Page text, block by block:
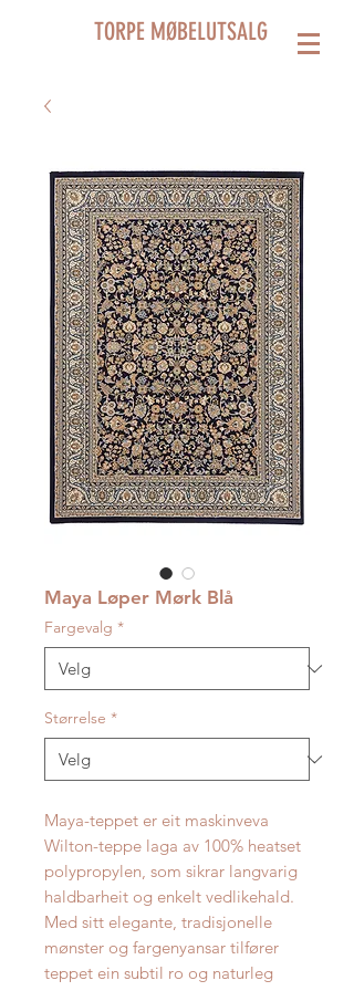
TORPE MØBELUTSALG
Maya Løper Mørk Blå
Fargevalg *
Størrelse *
Maya-teppet er eit maskinveva
Wilton-teppe laga av 100% heatset
polypropylen, som sikrar langvarig
haldbarheit og enkelt vedlikehald.
Med sitt elegante, tradisjonelle
mønster og fargenyansar tilfører
teppet ein subtil ro og naturleg